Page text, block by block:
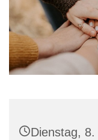
Dienstag,